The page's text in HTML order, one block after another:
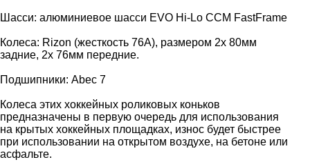
Шасси: алюминиевое шасси EVO Hi-Lo CCM FastFrame
Колеса: Rizon (жесткость 76A), размером 2x 80мм
задние, 2x 76мм передние.
Подшипники: Abec 7
Колеса этих хоккейных роликовых коньков
предназначены в первую очередь для использования
на крытых хоккейных площадках, износ будет быстрее
при использовании на открытом воздухе, на бетоне или
асфальте.